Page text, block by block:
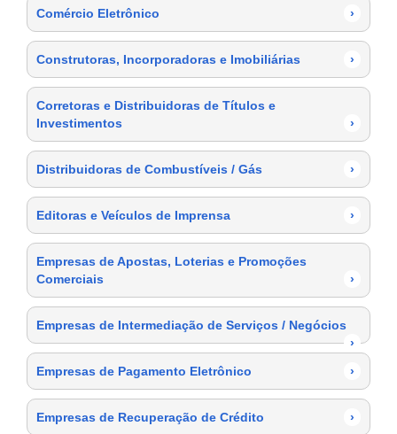
Comércio Eletrônico ›
Construtoras, Incorporadoras e Imobiliárias ›
Corretoras e Distribuidoras de Títulos e
Investimentos
›
Distribuidoras de Combustíveis / Gás ›
Editoras e Veículos de Imprensa ›
Empresas de Apostas, Loterias e Promoções
Comerciais
›
Empresas de Intermediação de Serviços / Negócios
›
Empresas de Pagamento Eletrônico
›
Empresas de Recuperação de Crédito ›